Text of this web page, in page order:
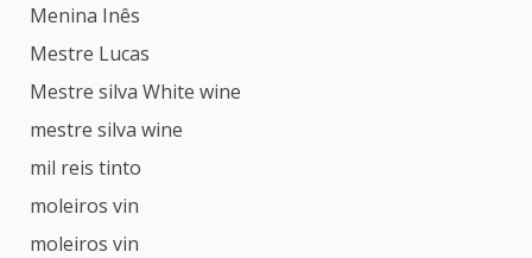
Menina Inês
Mestre Lucas
Mestre silva White wine
mestre silva wine
mil reis tinto
moleiros vin
moleiros vin